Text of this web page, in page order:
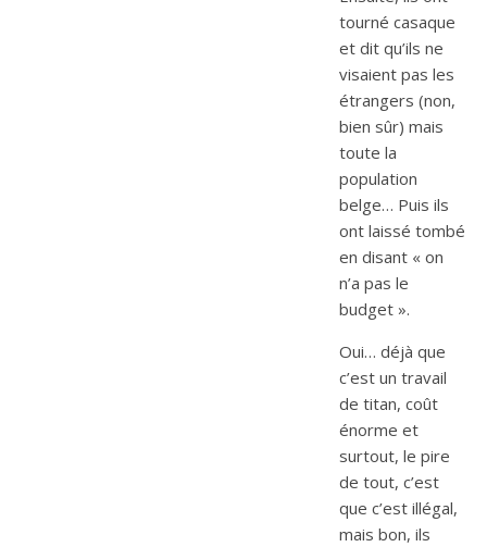
tourné casaque
et dit qu’ils ne
visaient pas les
étrangers (non,
bien sûr) mais
toute la
population
belge… Puis ils
ont laissé tombé
en disant « on
n’a pas le
budget ».
Oui… déjà que
c’est un travail
de titan, coût
énorme et
surtout, le pire
de tout, c’est
que c’est illégal,
mais bon, ils